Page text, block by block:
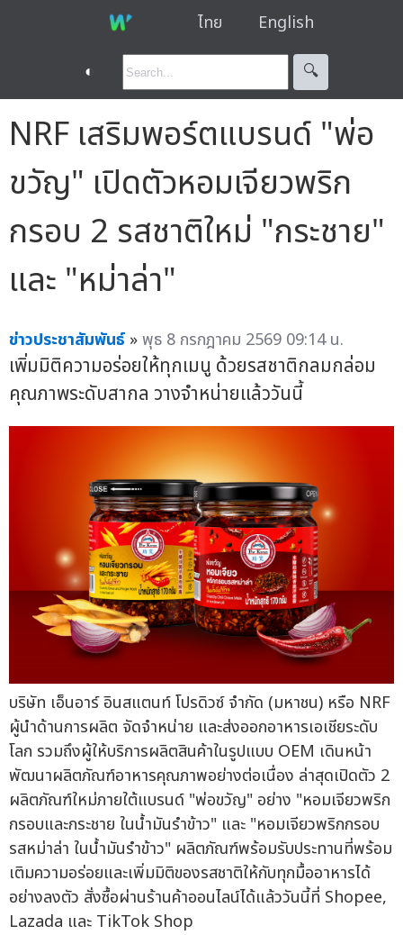
ไทย English
◐ 🔍︎
NRF เสริมพอร์ตแบรนด์ "พ่อ
ขวัญ" เปิดตัวหอมเจียวพริก
กรอบ 2 รสชาติใหม่ "กระชาย"
และ "หม่าล่า"
ข่าวประชาสัมพันธ์ »พุธ 8 กรกฎาคม 2569 09:14 น.
เพิ่มมิติความอร่อยให้ทุกเมนู ด้วยรสชาติกลมกล่อม
คุณภาพระดับสากล วางจำหน่ายแล้ววันนี้
บริษัท เอ็นอาร์ อินสแตนท์ โปรดิวซ์ จำกัด (มหาชน) หรือ NRF
ผู้นำด้านการผลิต จัดจำหน่าย และส่งออกอาหารเอเชียระดับ
โลก รวมถึงผู้ให้บริการผลิตสินค้าในรูปแบบ OEM เดินหน้า
พัฒนาผลิตภัณฑ์อาหารคุณภาพอย่างต่อเนื่อง ล่าสุดเปิดตัว 2
ผลิตภัณฑ์ใหม่ภายใต้แบรนด์ "พ่อขวัญ" อย่าง "หอมเจียวพริก
กรอบและกระชาย ในน้ำมันรำข้าว" และ "หอมเจียวพริกกรอบ
รสหม่าล่า ในน้ำมันรำข้าว" ผลิตภัณฑ์พร้อมรับประทานที่พร้อม
เติมความอร่อยและเพิ่มมิติของรสชาติให้กับทุกมื้ออาหารได้
อย่างลงตัว สั่งซื้อผ่านร้านค้าออนไลน์ได้แล้ววันนี้ที่ Shopee,
Lazada และ TikTok Shop